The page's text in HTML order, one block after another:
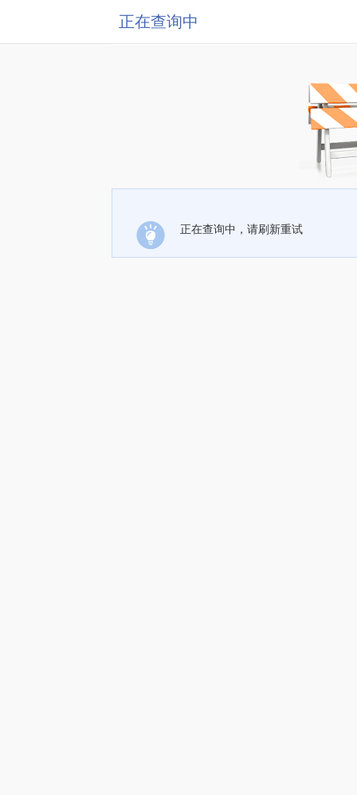
正在查询中
正在查询中，请刷新重试